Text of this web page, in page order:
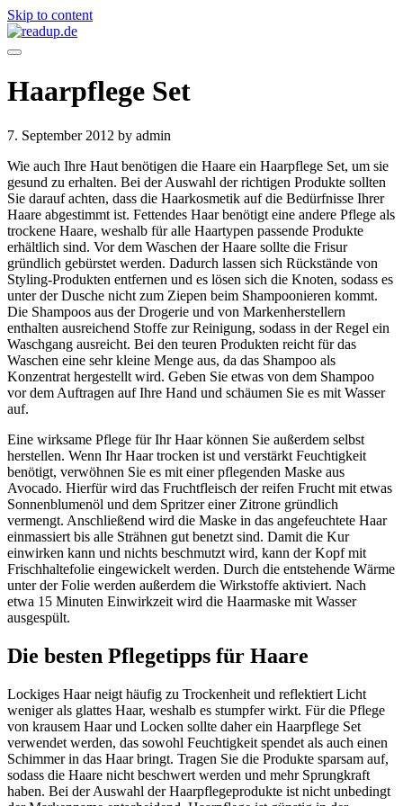
Skip to content
Haarpflege Set
7. September 2012 by admin
Wie auch Ihre Haut benötigen die Haare ein Haarpflege Set, um sie
gesund zu erhalten. Bei der Auswahl der richtigen Produkte sollten
Sie darauf achten, dass die Haarkosmetik auf die Bedürfnisse Ihrer
Haare abgestimmt ist. Fettendes Haar benötigt eine andere Pflege als
trockene Haare, weshalb für alle Haartypen passende Produkte
erhältlich sind. Vor dem Waschen der Haare sollte die Frisur
gründlich gebürstet werden. Dadurch lassen sich Rückstände von
Styling-Produkten entfernen und es lösen sich die Knoten, sodass es
unter der Dusche nicht zum Ziepen beim Shampoonieren kommt.
Die Shampoos aus der Drogerie und von Markenherstellern
enthalten ausreichend Stoffe zur Reinigung, sodass in der Regel ein
Waschgang ausreicht. Bei den teuren Produkten reicht für das
Waschen eine sehr kleine Menge aus, da das Shampoo als
Konzentrat hergestellt wird. Geben Sie etwas von dem Shampoo
vor dem Auftragen auf Ihre Hand und schäumen Sie es mit Wasser
auf.
Eine wirksame Pflege für Ihr Haar können Sie außerdem selbst
herstellen. Wenn Ihr Haar trocken ist und verstärkt Feuchtigkeit
benötigt, verwöhnen Sie es mit einer pflegenden Maske aus
Avocado. Hierfür wird das Fruchtfleisch der reifen Frucht mit etwas
Sonnenblumenöl und dem Spritzer einer Zitrone gründlich
vermengt. Anschließend wird die Maske in das angefeuchtete Haar
einmassiert bis alle Strähnen gut benetzt sind. Damit die Kur
einwirken kann und nichts beschmutzt wird, kann der Kopf mit
Frischhaltefolie eingewickelt werden. Durch die entstehende Wärme
unter der Folie werden außerdem die Wirkstoffe aktiviert. Nach
etwa 15 Minuten Einwirkzeit wird die Haarmaske mit Wasser
ausgespült.
Die besten Pflegetipps für Haare
Lockiges Haar neigt häufig zu Trockenheit und reflektiert Licht
weniger als glattes Haar, weshalb es stumpfer wirkt. Für die Pflege
von krausem Haar und Locken sollte daher ein Haarpflege Set
verwendet werden, das sowohl Feuchtigkeit spendet als auch einen
Schimmer in das Haar bringt. Tragen Sie die Produkte sparsam auf,
sodass die Haare nicht beschwert werden und mehr Sprungkraft
haben. Bei der Auswahl der Haarpflegeprodukte ist nicht unbedingt